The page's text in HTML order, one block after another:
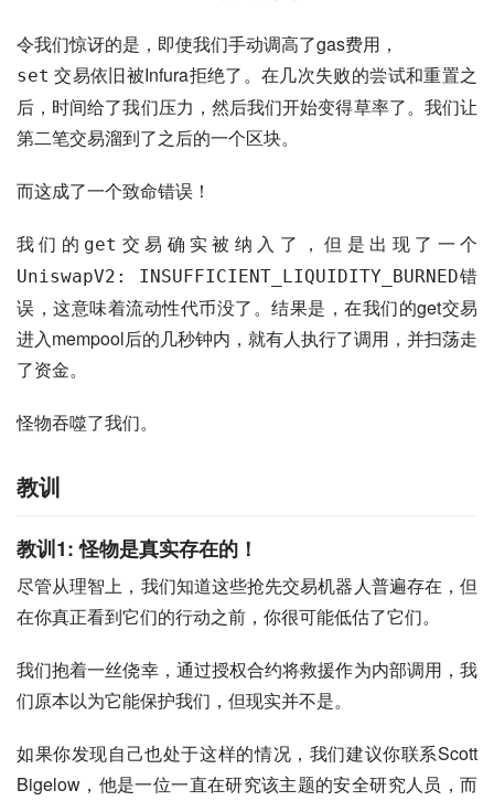
令我们惊讶的是，即使我们手动调高了gas费用，
set 交易依旧被Infura拒绝了。在几次失败的尝试和重置之
后，时间给了我们压力，然后我们开始变得草率了。我们让
第二笔交易溜到了之后的一个区块。
而这成了一个致命错误！
我们的 get 交易确实被纳入了，但是出现了一个
UniswapV2: INSUFFICIENT_LIQUIDITY_BURNED错
误，这意味着流动性代币没了。结果是，在我们的get交易
进入mempool后的几秒钟内，就有人执行了调用，并扫荡走
了资金。
怪物吞噬了我们。
教训
教训1: 怪物是真实存在的！
尽管从理智上，我们知道这些抢先交易机器人普遍存在，但
在你真正看到它们的行动之前，你很可能低估了它们。
我们抱着一丝侥幸，通过授权合约将救援作为内部调用，我
们原本以为它能保护我们，但现实并不是。
如果你发现自己也处于这样的情况，我们建议你联系Scott
Bigelow，他是一位一直在研究该主题的安全研究人员，而